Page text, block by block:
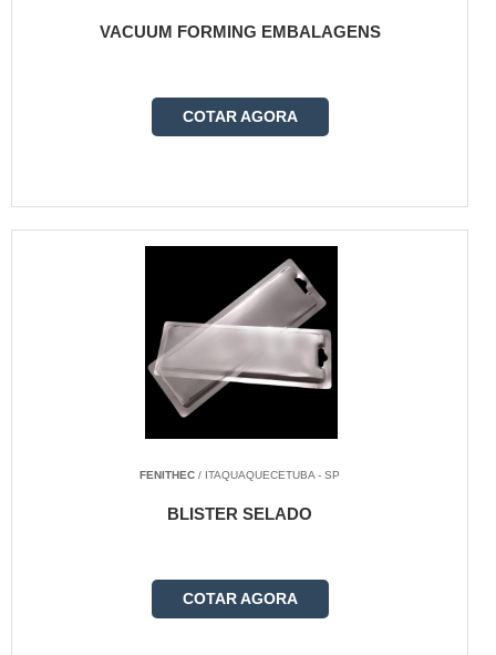
VACUUM FORMING EMBALAGENS
COTAR AGORA
FENITHEC / ITAQUAQUECETUBA - SP
BLISTER SELADO
COTAR AGORA